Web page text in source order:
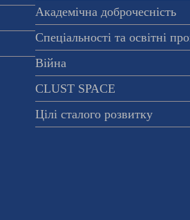
Академічна доброчесність
Спеціальності та освітні
Війна
CLUST SPACE
Цілі сталого розвитку